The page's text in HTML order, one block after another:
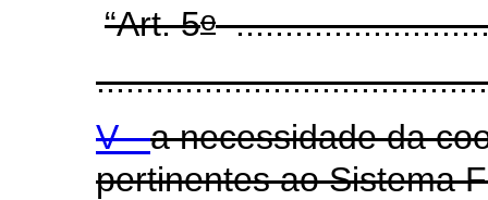
“Art. 5o
V -a necessidade da
pertinentes ao Sistema